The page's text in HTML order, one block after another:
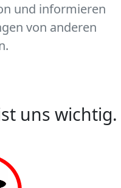
und informieren
von anderen
uns wichtig.